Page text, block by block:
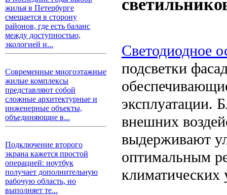
жилья в Петербурге
смещается в сторону
районов, где есть баланс
между доступностью,
экологией и...
Современные многоэтажные
жилые комплексы
представляют собой
сложные архитектурные и
инженерные объекты,
объединяющие в...
Подключение второго
экрана кажется простой
операцией: ноутбук
получает дополнительную
рабочую область, но
выполняет те...
Светодиодное
подсветки
эксплуатации.
внешних
выдерживают
оптимальным
климатических